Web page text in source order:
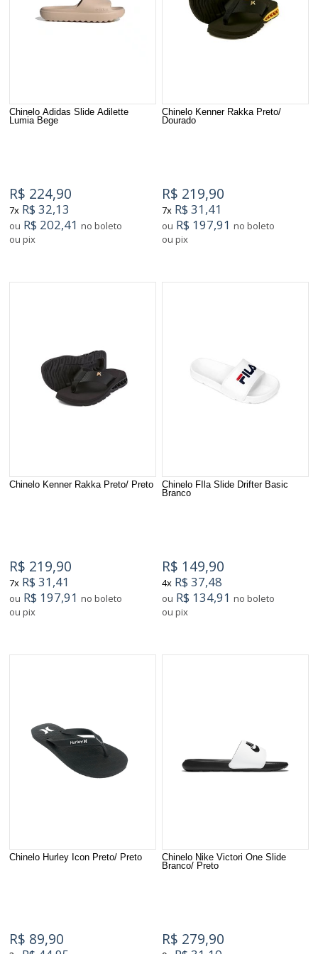
Chinelo Adidas Slide Adilette
Lumia Bege
R$ 224,90
7x R$ 32,13
ou R$ 202,41 no boleto
ou pix
Chinelo Kenner Rakka Preto/
Dourado
R$ 219,90
7x R$ 31,41
ou R$ 197,91 no boleto
ou pix
Chinelo Kenner Rakka Preto/ Preto
R$ 219,90
7x R$ 31,41
ou R$ 197,91 no boleto
ou pix
Chinelo FIla Slide Drifter Basic
Branco
R$ 149,90
4x R$ 37,48
ou R$ 134,91 no boleto
ou pix
Chinelo Hurley Icon Preto/ Preto
R$ 89,90
Chinelo Nike Victori One Slide
Branco/ Preto
R$ 279,90